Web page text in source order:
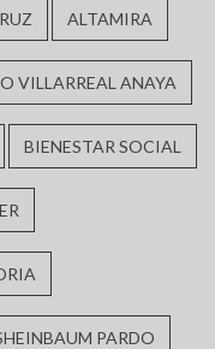
ALTAMIRA
VILLARREAL ANAYA
BIENESTAR SOCIAL
PARDO